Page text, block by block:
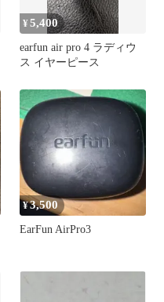
¥5,400
earfun air pro 4 ラディウ
ス イヤーピース
¥3,500
EarFun AirPro3